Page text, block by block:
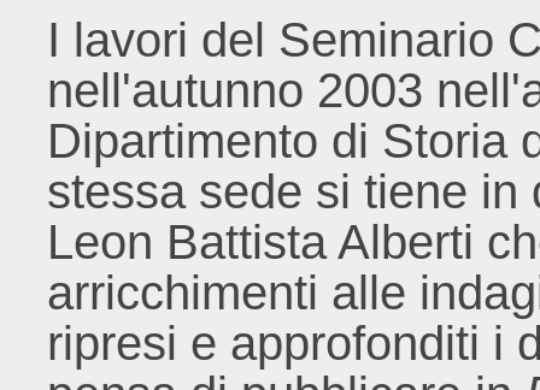
I lavori del Seminario
nell'autunno 2003
Dipartimento di Storia
stessa sede si tiene in
Leon Battista Alberti
arricchimenti alle
ripresi e approfonditi i